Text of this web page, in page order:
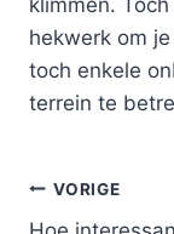
klimmen.
hekwerk om
toch enkele
terrein te
Bericht
VORIGE